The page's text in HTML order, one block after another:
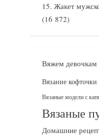
Жакет
(16 872)
Вяжем девочкам
Вязание кофточки
Вязаные модели с
Вязаные
Домашние